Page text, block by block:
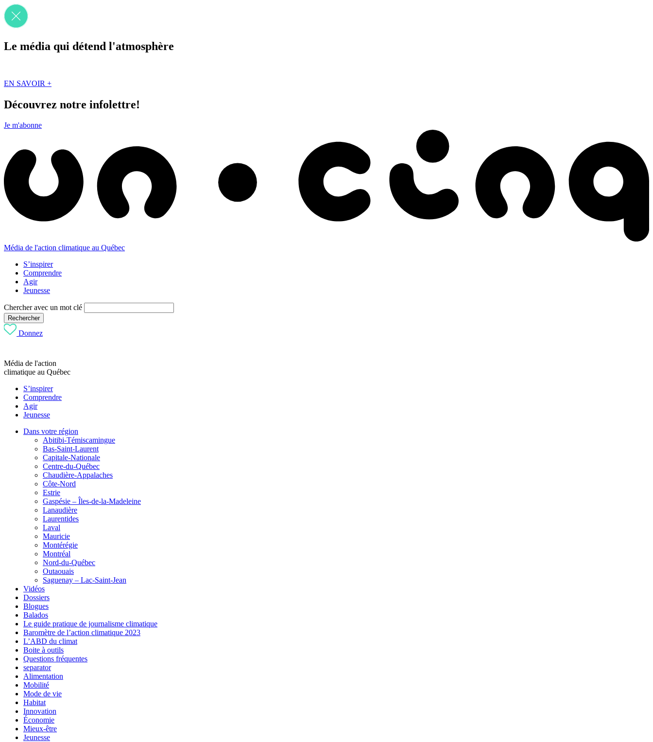
Le média qui détend l'atmosphère
EN SAVOIR +
Découvrez notre infolettre!
Je m'abonne
Média de l'action climatique au Québec
S’inspirer
Comprendre
Agir
Jeunesse
Chercher avec un mot clé
Rechercher
Donnez
Média de l'action
climatique au Québec
S’inspirer
Comprendre
Agir
Jeunesse
Dans votre région
Abitibi-Témiscamingue
Bas-Saint-Laurent
Capitale-Nationale
Centre-du-Québec
Chaudière-Appalaches
Côte-Nord
Estrie
Gaspésie – Îles-de-la-Madeleine
Lanaudière
Laurentides
Laval
Mauricie
Montérégie
Montréal
Nord-du-Québec
Outaouais
Saguenay – Lac-Saint-Jean
Vidéos
Dossiers
Blogues
Balados
Le guide pratique de journalisme climatique
Baromètre de l’action climatique 2023
L’ABD du climat
Boite à outils
Questions fréquentes
separator
Alimentation
Mobilité
Mode de vie
Habitat
Innovation
Économie
Mieux-être
Jeunesse